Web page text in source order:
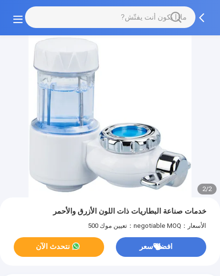
2/2
خدمات صناعة البطاريات ذات اللون الأزرق والأحمر
الأسعار：negotiable MOQ：تعيين موك 500
افضل سعر نتحدث الآن